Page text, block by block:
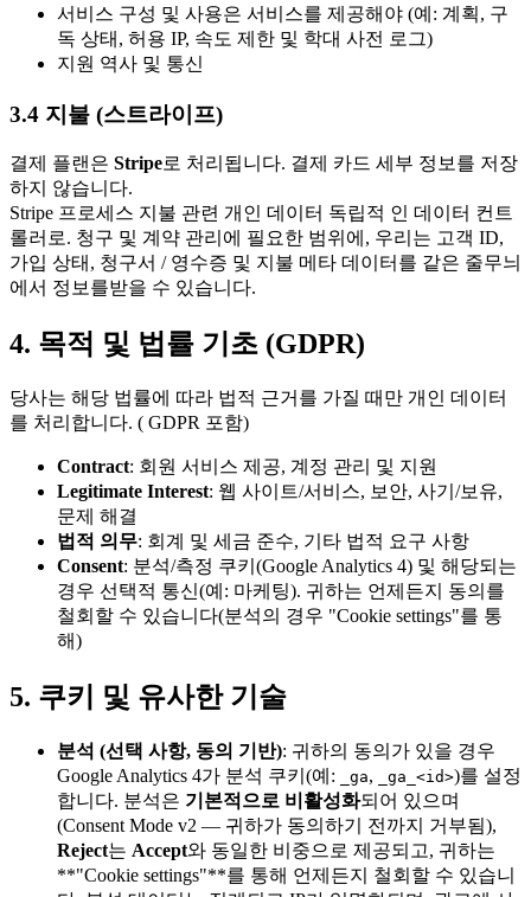
서비스 구성 및 사용은 서비스를 제공해야 (예: 계획, 구
독 상태, 허용 IP, 속도 제한 및 학대 사전 로그)
지원 역사 및 통신
3.4 지불 (스트라이프)
결제 플랜은 Stripe로 처리됩니다. 결제 카드 세부 정보를 저장
하지 않습니다.
Stripe 프로세스 지불 관련 개인 데이터 독립적 인 데이터 컨트
롤러로. 청구 및 계약 관리에 필요한 범위에, 우리는 고객 ID,
가입 상태, 청구서 / 영수증 및 지불 메타 데이터를 같은 줄무늬
에서 정보를받을 수 있습니다.
4. 목적 및 법률 기초 (GDPR)
당사는 해당 법률에 따라 법적 근거를 가질 때만 개인 데이터
를 처리합니다. ( GDPR 포함)
Contract: 회원 서비스 제공, 계정 관리 및 지원
Legitimate Interest: 웹 사이트/서비스, 보안, 사기/보유,
문제 해결
법적 의무: 회계 및 세금 준수, 기타 법적 요구 사항
Consent: 분석/측정 쿠키(Google Analytics 4) 및 해당되는
경우 선택적 통신(예: 마케팅). 귀하는 언제든지 동의를
철회할 수 있습니다(분석의 경우 "Cookie settings"를 통
해)
5. 쿠키 및 유사한 기술
분석 (선택 사항, 동의 기반): 귀하의 동의가 있을 경우
Google Analytics 4가 분석 쿠키(예:
_ga, _ga_<id>)를 설정
합니다. 분석은 기본적으로 비활성화되어 있으며
(Consent Mode v2 — 귀하가 동의하기 전까지 거부됨),
Reject는 Accept와 동일한 비중으로 제공되고, 귀하는
**"Cookie settings"**를 통해 언제든지 철회할 수 있습니